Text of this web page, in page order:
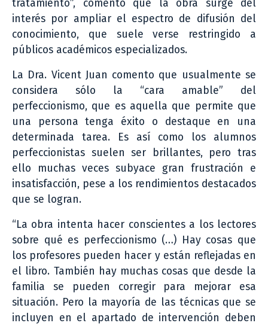
tratamiento”, comentó que la obra surge del
interés por ampliar el espectro de difusión del
conocimiento, que suele verse restringido a
públicos académicos especializados.
La Dra. Vicent Juan comento que usualmente se
considera sólo la “cara amable” del
perfeccionismo, que es aquella que permite que
una persona tenga éxito o destaque en una
determinada tarea. Es así como los alumnos
perfeccionistas suelen ser brillantes, pero tras
ello muchas veces subyace gran frustración e
insatisfacción, pese a los rendimientos destacados
que se logran.
“La obra intenta hacer conscientes a los lectores
sobre qué es perfeccionismo (…) Hay cosas que
los profesores pueden hacer y están reflejadas en
el libro. También hay muchas cosas que desde la
familia se pueden corregir para mejorar esa
situación. Pero la mayoría de las técnicas que se
incluyen en el apartado de intervención deben